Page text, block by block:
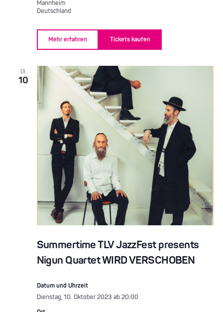
Mannheim
Deutschland
Mehr erfahren Tickets kaufen
DI.
10
Summertime TLV JazzFest presents
Nigun Quartet WIRD VERSCHOBEN
Datum und Uhrzeit
Dienstag, 10. Oktober 2023 ab 20:00